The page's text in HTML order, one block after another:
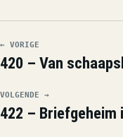
← VORIGE
420 – Van
VOLGENDE →
422 – Briefgeheim